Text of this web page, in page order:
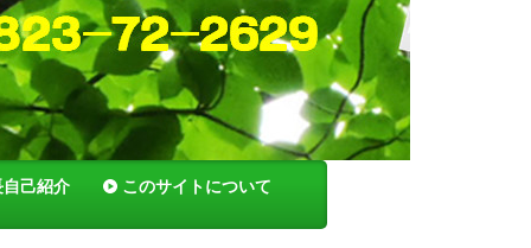
自己紹介 このサイトについて